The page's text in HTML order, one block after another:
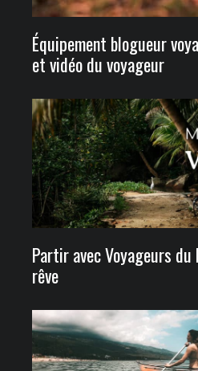
Équipement blogueur
et vidéo du voyageur
Partir avec Voyageurs du
rêve